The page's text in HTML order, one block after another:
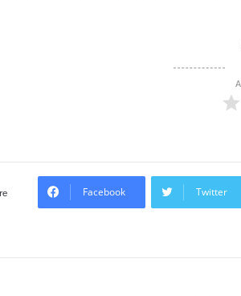
Facebook Twitter